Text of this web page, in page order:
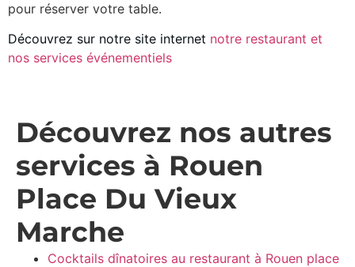
pour réserver votre table.
Découvrez sur notre site internet notre restaurant et
nos services événementiels
Découvrez nos autres
services à Rouen
Place Du Vieux
Marche
Cocktails dînatoires au restaurant à Rouen place